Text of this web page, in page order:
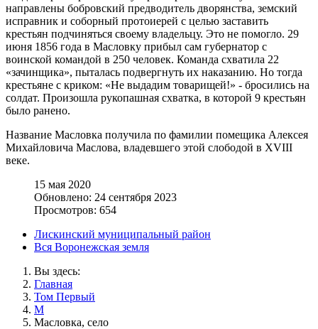
направлены бобровский предводитель дворянства, земский
исправник и соборный протоиерей с целью заставить
крестьян подчиняться своему владельцу. Это не помогло. 29
июня 1856 года в Масловку прибыл сам губернатор с
воинской командой в 250 человек. Команда схватила 22
«зачинщика», пыталась подвергнуть их наказанию. Но тогда
крестьяне с криком: «Не выдадим товарищей!» - бросились на
солдат. Произошла рукопашная схватка, в которой 9 крестьян
было ранено.
Название Масловка получила по фамилии помещика Алексея
Михайловича Маслова, владевшего этой слободой в XVIII
веке.
15 мая 2020
Обновлено: 24 сентября 2023
Просмотров: 654
Лискинский муниципальный район
Вся Воронежская земля
Вы здесь:
Главная
Том Первый
М
Масловка, село